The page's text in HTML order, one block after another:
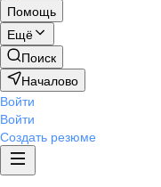
Помощь
Ещё
Поиск
Началово
Войти
Войти
Создать резюме